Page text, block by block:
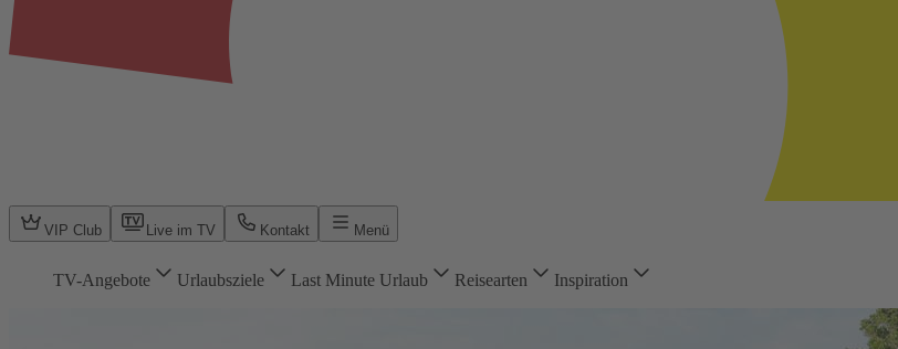
VIP Club Live im TV Kontakt Menü
TV-Angebote Urlaubsziele Last Minute Urlaub Reisearten Inspiration